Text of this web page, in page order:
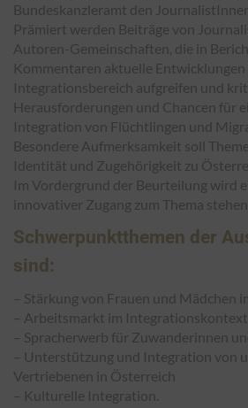
Bundeskanzleramt den
Prämiert werden Beiträge von
Autoren-Gemeinschaften, die in
Kommentaren aktuelle Entwicklungen
Integrationsbereich aufgreifen und
Herausforderungen und Chancen für
Integration von Flüchtlingen und
Besondere Aufmerksamkeit soll
Identität und Zugehörigkeit zu
Im Vordergrund der Beurteilung wird
innovativer Zugang zum Thema
Schwerpunktthemen der
sind:
– Stärkung von Frauen und Mädchen
– Arbeitsmarkt im Integrationskontext
– Spracherwerb für Zuwanderinnen
– Unterstützung und Integration von
Vertriebenen in Österreich
– Kulturelle Integration.